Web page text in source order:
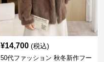
¥14,700 (税込)
50代ファッション 秋冬新作フー